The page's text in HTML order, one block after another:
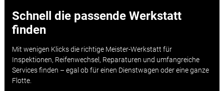
Schnell die passende Werkstatt
finden
Mit wenigen Klicks die richtige Meister-Werkstatt für
Inspektionen, Reifenwechsel, Reparaturen und umfangreiche
Services finden – egal ob für einen Dienstwagen oder eine ganze
Flotte.